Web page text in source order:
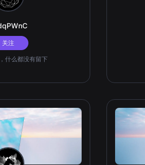
关注
什么都没有留下